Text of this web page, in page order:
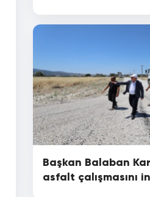
Başkan Balaban
asfalt çalışmasını